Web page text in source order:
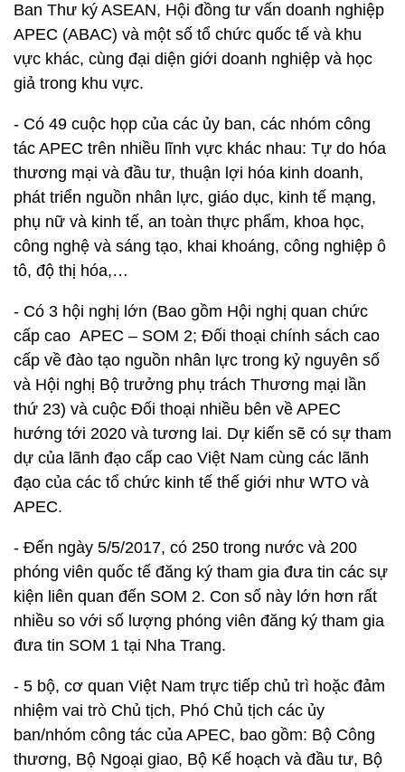
Ban Thư ký ASEAN, Hội đồng tư vấn doanh nghiệp
APEC (ABAC) và một số tổ chức quốc tế và khu
vực khác, cùng đại diện giới doanh nghiệp và học
giả trong khu vực.
- Có 49 cuộc họp của các ủy ban, các nhóm công
tác APEC trên nhiều lĩnh vực khác nhau: Tự do hóa
thương mại và đầu tư, thuận lợi hóa kinh doanh,
phát triển nguồn nhân lực, giáo dục, kinh tế mạng,
phụ nữ và kinh tế, an toàn thực phẩm, khoa học,
công nghệ và sáng tạo, khai khoáng, công nghiệp ô
tô, độ thị hóa,…
- Có 3 hội nghị lớn (Bao gồm Hội nghị quan chức
cấp cao APEC – SOM 2; Đối thoại chính sách cao
cấp về đào tạo nguồn nhân lực trong kỷ nguyên số
và Hội nghị Bộ trưởng phụ trách Thương mại lần
thứ 23) và cuộc Đối thoại nhiều bên về APEC
hướng tới 2020 và tương lai. Dự kiến sẽ có sự tham
dự của lãnh đạo cấp cao Việt Nam cùng các lãnh
đạo của các tổ chức kinh tế thế giới như WTO và
APEC.
- Đến ngày 5/5/2017, có 250 trong nước và 200
phóng viên quốc tế đăng ký tham gia đưa tin các sự
kiện liên quan đến SOM 2. Con số này lớn hơn rất
nhiều so với số lượng phóng viên đăng ký tham gia
đưa tin SOM 1 tại Nha Trang.
- 5 bộ, cơ quan Việt Nam trực tiếp chủ trì hoặc đảm
nhiệm vai trò Chủ tịch, Phó Chủ tịch các ủy
ban/nhóm công tác của APEC, bao gồm: Bộ Công
thương, Bộ Ngoại giao, Bộ Kế hoạch và đầu tư, Bộ